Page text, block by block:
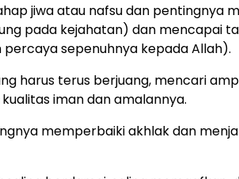
jiwa atau nafsu dan pentingnya
pada kejahatan) dan mencapai
sepenuhnya kepada Allah).
harus terus berjuang, mencari
iman dan amalannya.
memperbaiki akhlak dan